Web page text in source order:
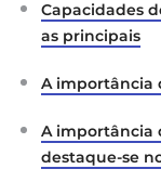
Capacidades
as principais
A importância
A importância
destaque-se